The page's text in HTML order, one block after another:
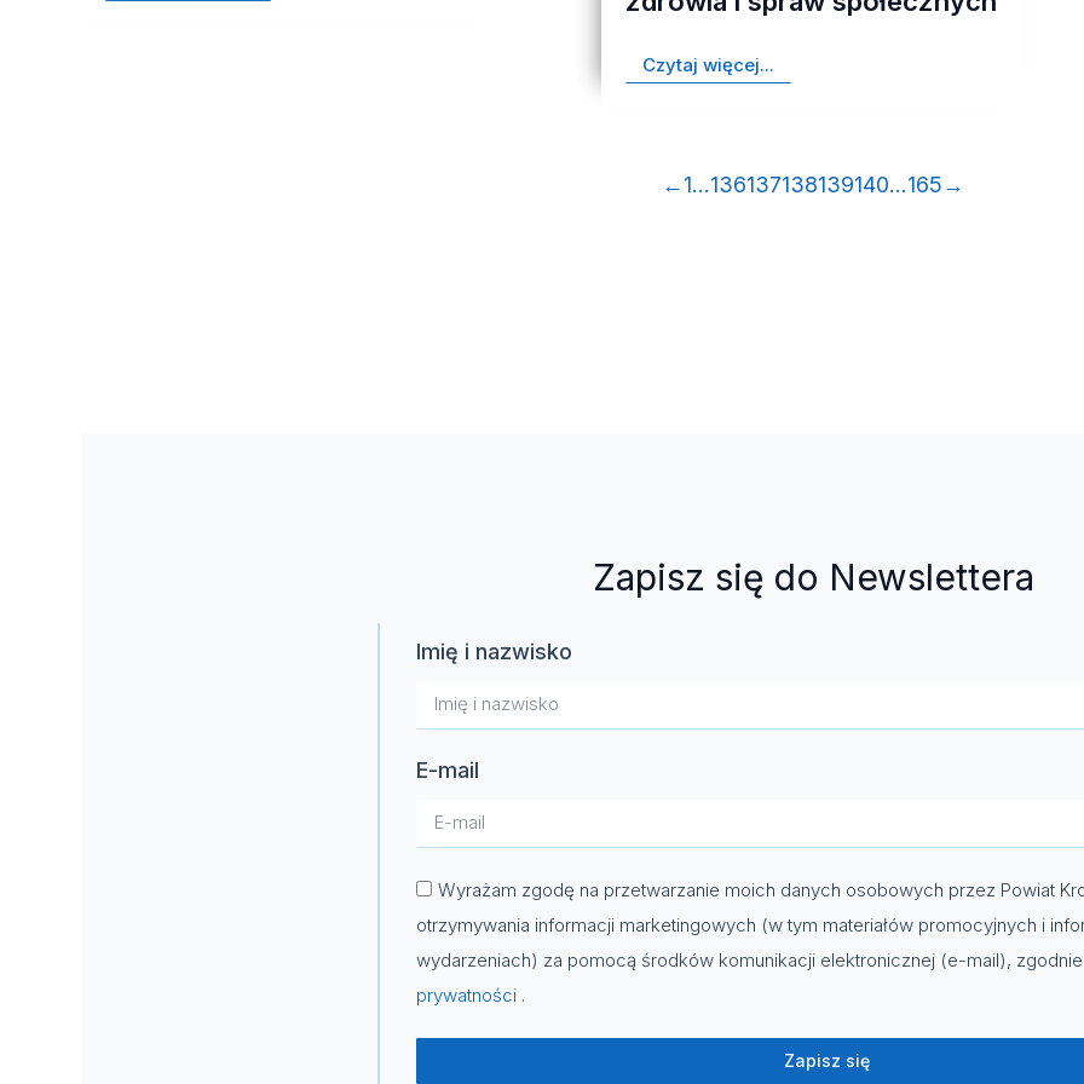
Czytaj więcej...
←1…136137138139140…165→
Zapisz się do Newslettera
Imię i nazwisko
E-mail
Wyrażam zgodę na przetwarzanie moich danych osobowych przez Powiat
otrzymywania informacji marketingowych (w tym materiałów promocyjnych i
wydarzeniach) za pomocą środków komunikacji elektronicznej (e-mail),
prywatności .
Zapisz się